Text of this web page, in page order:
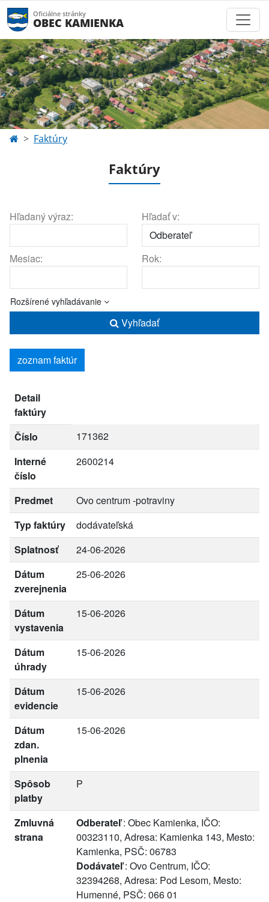
Oficiálne stránky
OBEC KAMIENKA
Faktúry
Faktúry
Hľadaný výraz: Hľadať v:
Mesiac: Rok:
Rozšírené vyhľadávanie
Vyhľadať
zoznam faktúr
Detail
faktúry
Číslo
171362
Interné
číslo
2600214
Predmet
Ovo centrum -potraviny
Typ faktúry
dodávateľská
Splatnosť
24-06-2026
Dátum
zverejnenia
25-06-2026
Dátum
vystavenia
15-06-2026
Dátum
úhrady
15-06-2026
Dátum
evidencie
15-06-2026
Dátum
zdan.
plnenia
15-06-2026
Spôsob
platby
P
Zmluvná
strana
Odberateľ: Obec Kamienka, IČO:
00323110, Adresa: Kamienka 143, Mesto:
Kamienka, PSČ: 06783
Dodávateľ: Ovo Centrum, IČO:
32394268, Adresa: Pod Lesom, Mesto:
Humenné, PSČ: 066 01